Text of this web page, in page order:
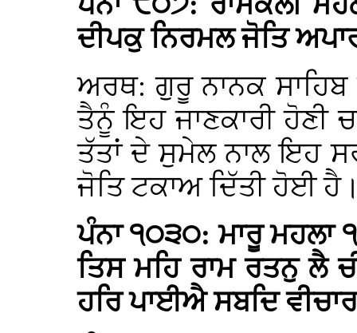
ਦੀਪਕੁ ਨਿਰਮਲ ਜੋਤਿ
ਅਰਥ: ਗੁਰੂ ਨਾਨਕ
ਤੈਨੂੰ ਇਹ ਜਾਣਕਾਰੀ ਹੋਣੀ
ਤੱਤਾਂ ਦੇ ਸੁਮੇਲ ਨਾਲ ਇਹ
ਜੋਤਿ ਟਕਾਅ ਦਿੱਤੀ ਹੋਈ
ਪੰਨਾ ੧੦੩੦: ਮਾਰੂ ਮਹਲਾ
ਤਿਸ ਮਹਿ ਰਾਮ ਰਤਨੁ ਲੈ
ਹਰਿ ਪਾਈਐ ਸਬਦਿ